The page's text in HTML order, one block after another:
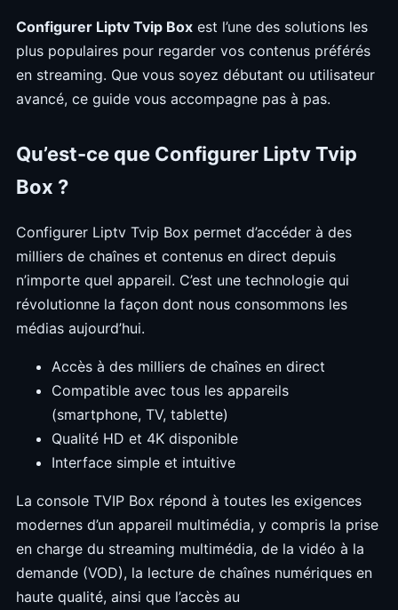
Configurer Liptv Tvip Box est l’une des solutions les
plus populaires pour regarder vos contenus préférés
en streaming. Que vous soyez débutant ou utilisateur
avancé, ce guide vous accompagne pas à pas.
Qu’est-ce que Configurer Liptv Tvip
Box ?
Configurer Liptv Tvip Box permet d’accéder à des
milliers de chaînes et contenus en direct depuis
n’importe quel appareil. C’est une technologie qui
révolutionne la façon dont nous consommons les
médias aujourd’hui.
Accès à des milliers de chaînes en direct
Compatible avec tous les appareils
(smartphone, TV, tablette)
Qualité HD et 4K disponible
Interface simple et intuitive
La console TVIP Box répond à toutes les exigences
modernes d’un appareil multimédia, y compris la prise
en charge du streaming multimédia, de la vidéo à la
demande (VOD), la lecture de chaînes numériques en
haute qualité, ainsi que l’accès au